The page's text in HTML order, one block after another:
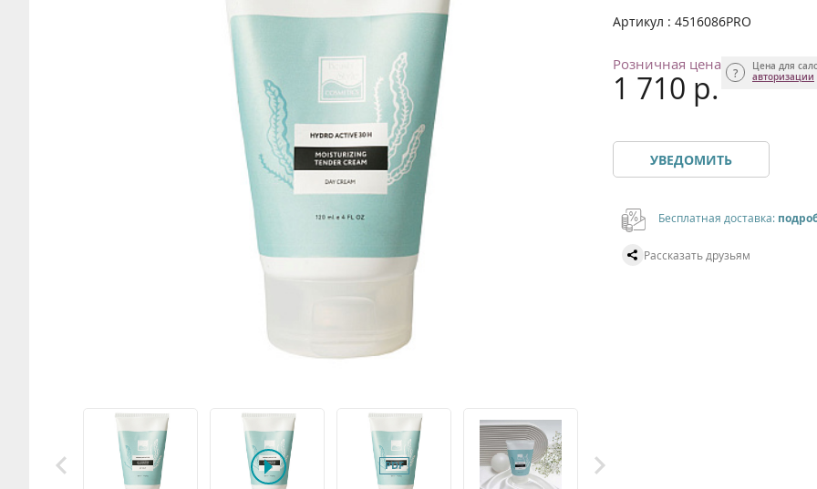
Артикул : 4516086PRO
Розничная цена
1 710 р.
Цена для
авторизации
УВЕДОМИТЬ
Бесплатная доставка:
Рассказать друзьям